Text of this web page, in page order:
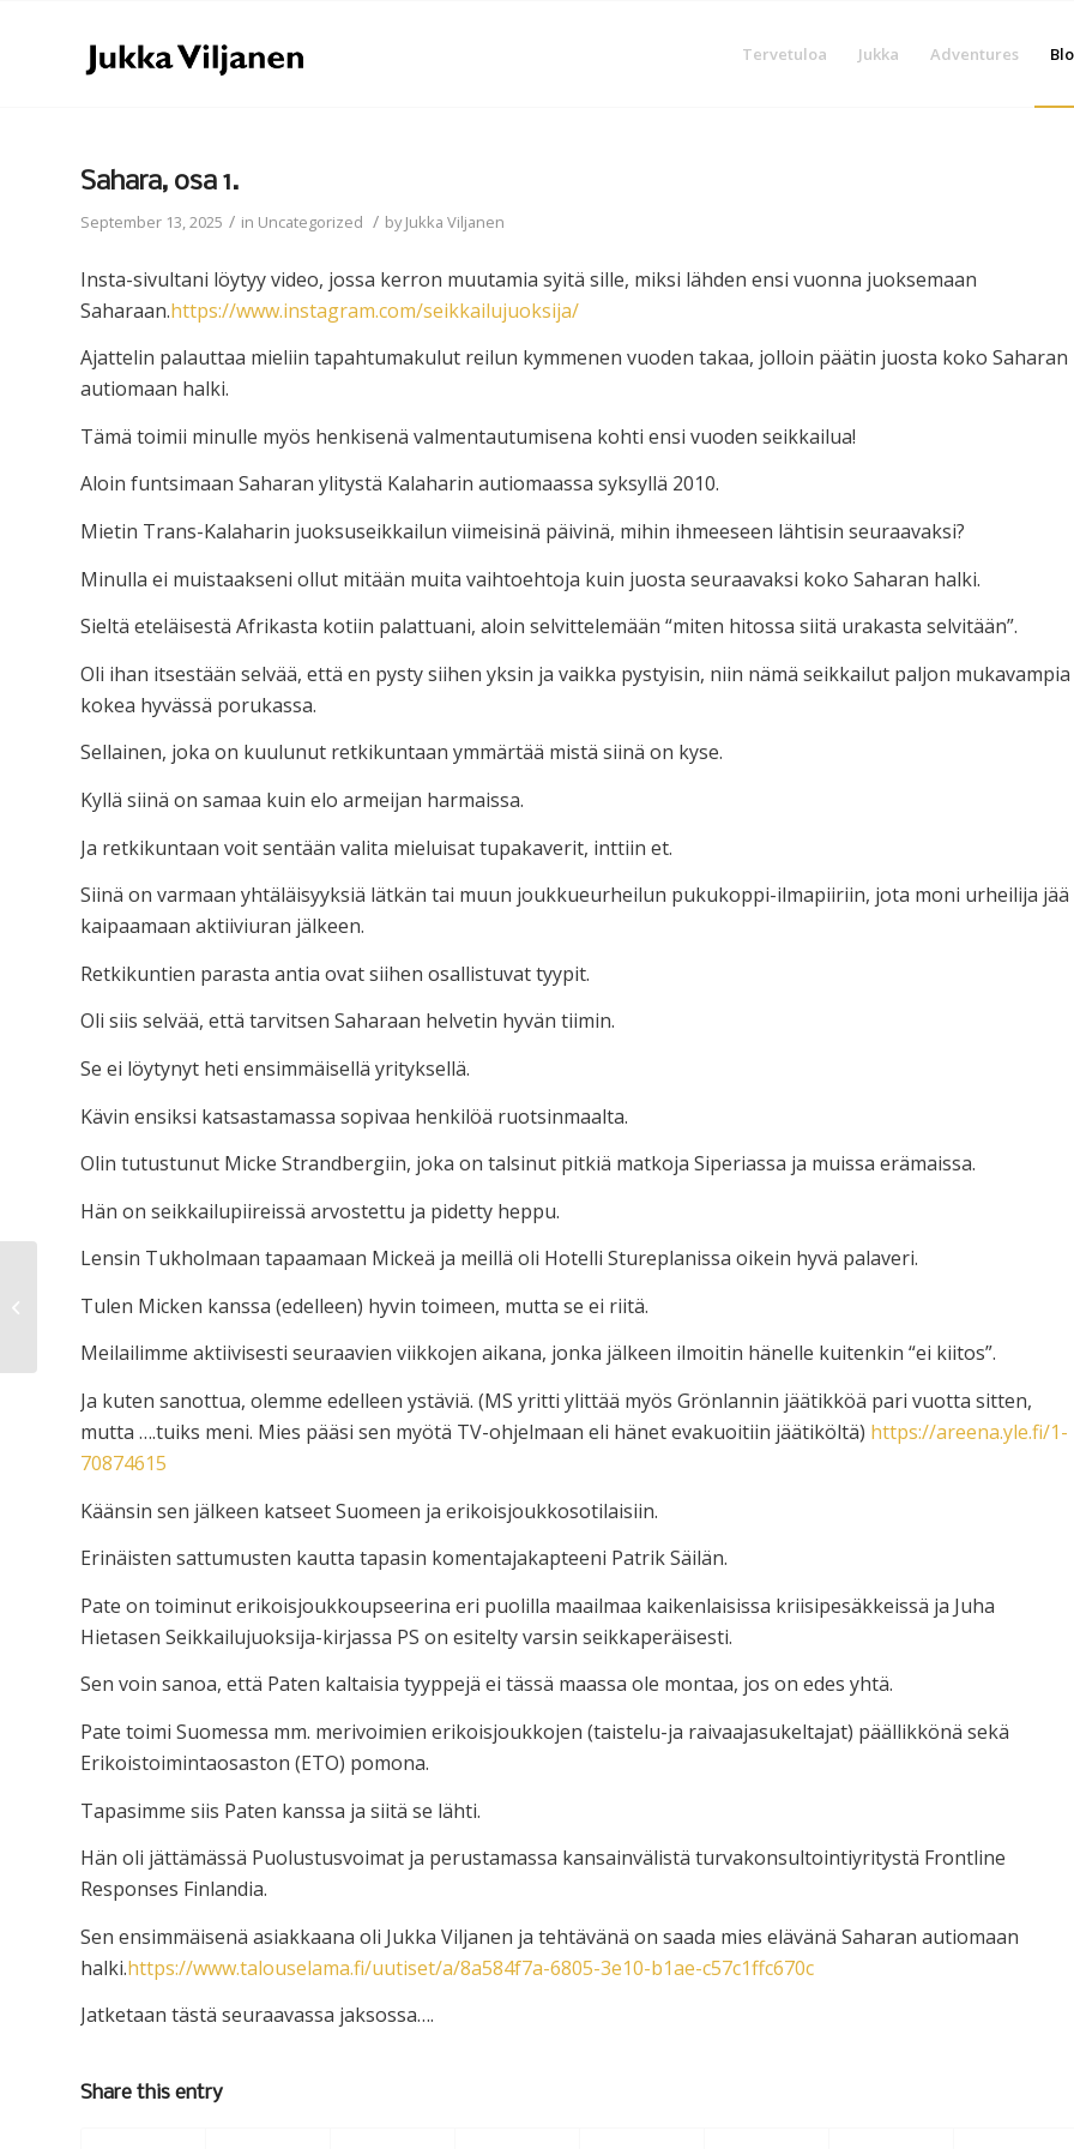
Tervetuloa Jukka Adventures
Sahara, osa 1.
September 13, 2025 / in Uncategorized / byJukka Viljanen
Insta-sivultani löytyy video, jossa kerron muutamia syitä sille, miksi lähden ensi vuonna juoksemaan
Saharaan.https://www.instagram.com/seikkailujuoksija/
Ajattelin palauttaa mieliin tapahtumakulut reilun kymmenen vuoden takaa, jolloin päätin juosta koko Saharan
autiomaan halki.
Tämä toimii minulle myös henkisenä valmentautumisena kohti ensi vuoden seikkailua!
Aloin funtsimaan Saharan ylitystä Kalaharin autiomaassa syksyllä 2010.
Mietin Trans-Kalaharin juoksuseikkailun viimeisinä päivinä, mihin ihmeeseen lähtisin seuraavaksi?
Minulla ei muistaakseni ollut mitään muita vaihtoehtoja kuin juosta seuraavaksi koko Saharan halki.
Sieltä eteläisestä Afrikasta kotiin palattuani, aloin selvittelemään “miten hitossa siitä urakasta selvitään”.
Oli ihan itsestään selvää, että en pysty siihen yksin ja vaikka pystyisin, niin nämä seikkailut paljon mukavampia
kokea hyvässä porukassa.
Sellainen, joka on kuulunut retkikuntaan ymmärtää mistä siinä on kyse.
Kyllä siinä on samaa kuin elo armeijan harmaissa.
Ja retkikuntaan voit sentään valita mieluisat tupakaverit, inttiin et.
Siinä on varmaan yhtäläisyyksiä lätkän tai muun joukkueurheilun pukukoppi-ilmapiiriin, jota moni urheilija jää
kaipaamaan aktiiviuran jälkeen.
Retkikuntien parasta antia ovat siihen osallistuvat tyypit.
Oli siis selvää, että tarvitsen Saharaan helvetin hyvän tiimin.
Se ei löytynyt heti ensimmäisellä yrityksellä.
Kävin ensiksi katsastamassa sopivaa henkilöä ruotsinmaalta.
Olin tutustunut Micke Strandbergiin, joka on talsinut pitkiä matkoja Siperiassa ja muissa erämaissa.
Hän on seikkailupiireissä arvostettu ja pidetty heppu.
Lensin Tukholmaan tapaamaan Mickeä ja meillä oli Hotelli Stureplanissa oikein hyvä palaveri.
Tulen Micken kanssa (edelleen) hyvin toimeen, mutta se ei riitä.
Meilailimme aktiivisesti seuraavien viikkojen aikana, jonka jälkeen ilmoitin hänelle kuitenkin “ei kiitos”.
Ja kuten sanottua, olemme edelleen ystäviä. (MS yritti ylittää myös Grönlannin jäätikköä pari vuotta sitten,
mutta ….tuiks meni. Mies pääsi sen myötä TV-ohjelmaan eli hänet evakuoitiin jäätiköltä) https://areena.yle.fi/1-
70874615
Käänsin sen jälkeen katseet Suomeen ja erikoisjoukkosotilaisiin.
Erinäisten sattumusten kautta tapasin komentajakapteeni Patrik Säilän.
Pate on toiminut erikoisjoukkoupseerina eri puolilla maailmaa kaikenlaisissa kriisipesäkkeissä ja Juha
Hietasen Seikkailujuoksija-kirjassa PS on esitelty varsin seikkaperäisesti.
Sen voin sanoa, että Paten kaltaisia tyyppejä ei tässä maassa ole montaa, jos on edes yhtä.
Pate toimi Suomessa mm. merivoimien erikoisjoukkojen (taistelu-ja raivaajasukeltajat) päällikkönä sekä
Erikoistoimintaosaston (ETO) pomona.
Tapasimme siis Paten kanssa ja siitä se lähti.
Hän oli jättämässä Puolustusvoimat ja perustamassa kansainvälistä turvakonsultointiyritystä Frontline
Responses Finlandia.
Sen ensimmäisenä asiakkaana oli Jukka Viljanen ja tehtävänä on saada mies elävänä Saharan autiomaan
halki.https://www.talouselama.fi/uutiset/a/8a584f7a-6805-3e10-b1ae-c57c1ffc670c
Jatketaan tästä seuraavassa jaksossa….
Share this entry
Suomen viilein mies vai Forrest
Gump?